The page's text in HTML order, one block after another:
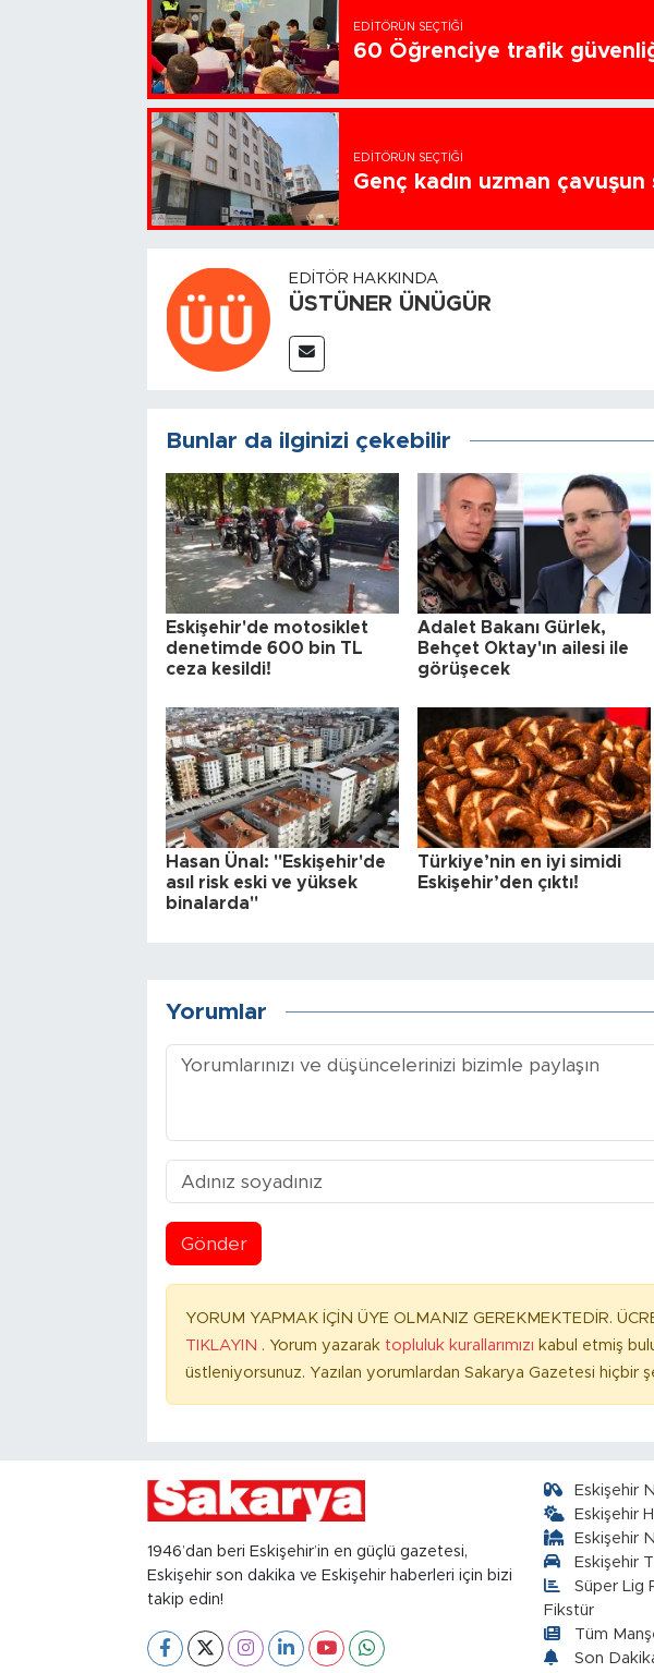
EDITÖRÜN SEÇTIĞI
60 Öğrenciye trafik
EDITÖRÜN SEÇTIĞI
Genç kadın uzman çavuşun
EDITÖR HAKKINDA
ÜSTÜNER ÜNÜGÜR
Bunlar da ilginizi çekebilir
Eskişehir'de motosiklet
denetimde 600 bin TL
ceza kesildi!
Adalet Bakanı Gürlek,
Behçet Oktay'ın ailesi ile
görüşecek
Hasan Ünal: "Eskişehir'de
asıl risk eski ve yüksek
binalarda"
Türkiye’nin en iyi simidi
Eskişehir’den çıktı!
Yorumlar
Gönder
YORUM YAPMAK İÇİN ÜYE OLMANIZ GEREKMEKTEDİR.
TIKLAYIN . Yorum yazarak topluluk kurallarımızı kabul etmiş
üstleniyorsunuz. Yazılan yorumlardan Sakarya Gazetesi hiçbir
1946’dan beri Eskişehir’in en güçlü gazetesi,
Eskişehir son dakika ve Eskişehir haberleri için bizi
takip edin!
Eskişehir
Eskişehir
Eskişehir
Eskişehir
Süper Lig
Fikstür
Tüm
Son